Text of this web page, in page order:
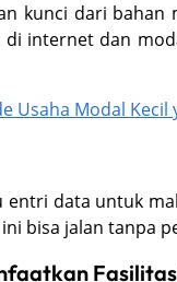
kunci dari
internet dan
Usaha Modal
data untuk
bisa jalan tanpa